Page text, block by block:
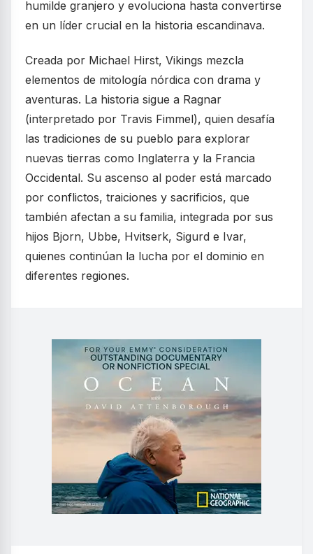
humilde granjero y evoluciona hasta convertirse
en un líder crucial en la historia escandinava.
Creada por Michael Hirst, Vikings mezcla
elementos de mitología nórdica con drama y
aventuras. La historia sigue a Ragnar
(interpretado por Travis Fimmel), quien desafía
las tradiciones de su pueblo para explorar
nuevas tierras como Inglaterra y la Francia
Occidental. Su ascenso al poder está marcado
por conflictos, traiciones y sacrificios, que
también afectan a su familia, integrada por sus
hijos Bjorn, Ubbe, Hvitserk, Sigurd e Ivar,
quienes continúan la lucha por el dominio en
diferentes regiones.